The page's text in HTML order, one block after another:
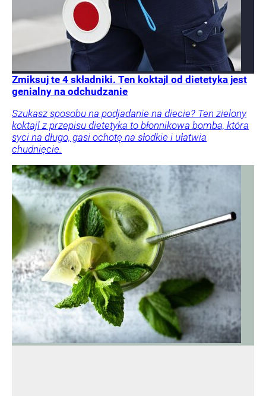
Zmiksuj te 4 składniki. Ten koktajl od dietetyka jest
genialny na odchudzanie
Szukasz sposobu na podjadanie na diecie? Ten zielony
koktajl z przepisu dietetyka to błonnikowa bomba, która
syci na długo, gasi ochotę na słodkie i ułatwia
chudnięcie.